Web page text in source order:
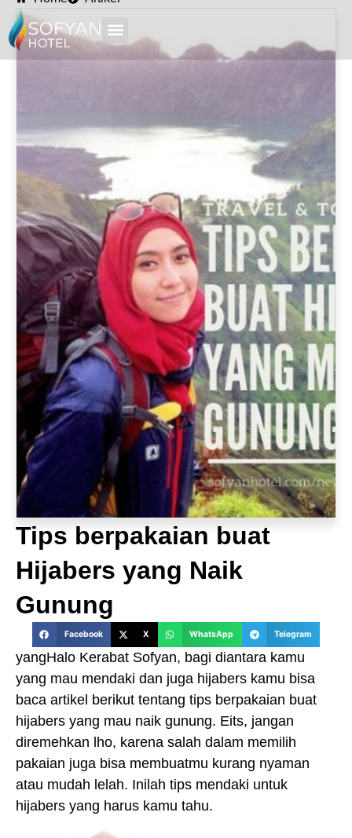
Tips berpakaian buat
Hijabers yang Naik
Gunung
Facebook X WhatsApp Telegram
yangHalo Kerabat Sofyan, bagi diantara kamu
yang mau mendaki dan juga hijabers kamu bisa
baca artikel berikut tentang tips berpakaian buat
hijabers yang mau naik gunung. Eits, jangan
diremehkan lho, karena salah dalam memilih
pakaian juga bisa membuatmu kurang nyaman
atau mudah lelah. Inilah tips mendaki untuk
hijabers yang harus kamu tahu.